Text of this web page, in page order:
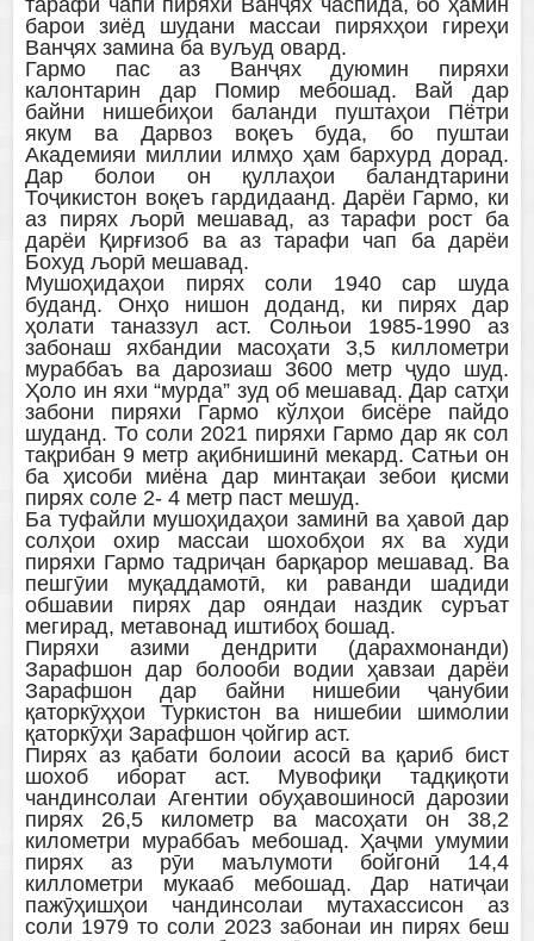
барои зиёд шудани массаи пиряхҳои гиреҳи
Ванҷях замина ба вуљуд овард.
Гармо пас аз Ванҷях дуюмин пиряхи
калонтарин дар Помир мебошад. Вай дар
байни нишебиҳои баланди пуштаҳои Пётри
якум ва Дарвоз воқеъ буда, бо пуштаи
Академияи миллии илмҳо ҳам бархурд дорад.
Дар болои он қуллаҳои баландтарини
Тоҷикистон воқеъ гардидаанд. Дарёи Гармо, ки
аз пирях љорӣ мешавад, аз тарафи рост ба
дарёи Қирғизоб ва аз тарафи чап ба дарёи
Бохуд љорӣ мешавад.
Мушоҳидаҳои пирях соли 1940 cap шуда
буданд. Онҳо нишон доданд, ки пирях дар
ҳолати таназзул аст. Солњои 1985-1990 аз
забонаш яхбандии масоҳати 3,5 киллометри
мураббаъ ва дарозиаш 3600 метр ҷудо шуд.
Ҳоло ин яхи “мурда” зуд об мешавад. Дар сатҳи
забони пиряхи Гармо кўлҳои бисёре пайдо
шуданд. То соли 2021 пиряхи Гармо дар як сол
тақрибан 9 метр ақибнишинӣ мекард. Сатњи он
ба ҳисоби миёна дар минтақаи зебои қисми
пирях соле 2- 4 метр паст мешуд.
Ба туфайли мушоҳидаҳои заминӣ ва ҳавоӣ дар
солҳои охир массаи шохобҳои ях ва худи
пиряхи Гармо тадриҷан барқарор мешавад. Ва
пешгӯии муқаддамотӣ, ки раванди шадиди
обшавии пирях дар ояндаи наздик суръат
мегирад, метавонад иштибоҳ бошад.
Пиряхи азими дендрити (дарахмонанди)
Зарафшон дар болооби водии ҳавзаи дарёи
Зарафшон дар байни нишебии ҷанубии
қаторкӯҳҳои Туркистон ва нишебии шимолии
қаторкӯҳи Зарафшон ҷойгир аст.
Пирях аз қабати болоии асосӣ ва қариб бист
шохоб иборат аст. Мувофиқи тадқиқоти
чандинсолаи Агентии обуҳавошиносӣ дарозии
пирях 26,5 километр ва масоҳати он 38,2
километри мураббаъ мебошад. Ҳаҷми умумии
пирях аз рӯи маълумоти бойгонӣ 14,4
киллометри мукааб мебошад. Дар натиҷаи
пажӯҳишҳои чандинсолаи мутахассисон аз
соли 1979 то соли 2023 забонаи ин пирях беш